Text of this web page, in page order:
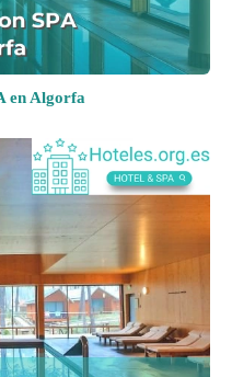
en Algorfa